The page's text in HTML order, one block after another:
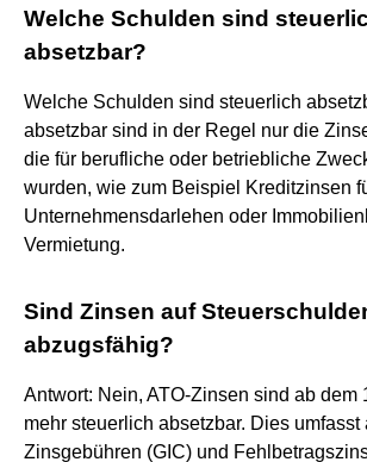
Welche Schulden sind
absetzbar?
Welche Schulden sind steuerlich
absetzbar sind in der Regel nur die
die für berufliche oder betriebliche
wurden, wie zum Beispiel Kreditzinsen
Unternehmensdarlehen oder
Vermietung.
Sind Zinsen auf
abzugsfähig?
Antwort: Nein, ATO-Zinsen sind ab dem
mehr steuerlich absetzbar. Dies
Zinsgebühren (GIC) und